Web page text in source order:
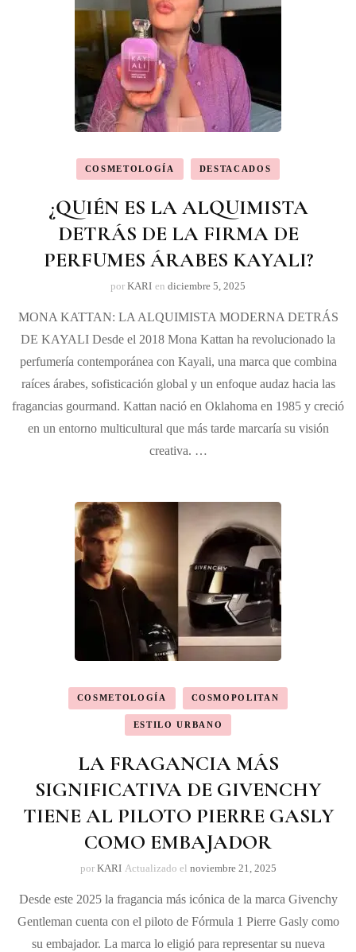
COSMETOLOGÍA DESTACADOS
¿QUIÉN ES LA ALQUIMISTA
DETRÁS DE LA FIRMA DE
PERFUMES ÁRABES KAYALI?
por KARI en diciembre 5, 2025
MONA KATTAN: LA ALQUIMISTA MODERNA DETRÁS
DE KAYALI Desde el 2018 Mona Kattan ha revolucionado la
perfumería contemporánea con Kayali, una marca que combina
raíces árabes, sofisticación global y un enfoque audaz hacia las
fragancias gourmand. Kattan nació en Oklahoma en 1985 y creció
en un entorno multicultural que más tarde marcaría su visión
creativa. …
COSMETOLOGÍA COSMOPOLITAN
ESTILO URBANO
LA FRAGANCIA MÁS
SIGNIFICATIVA DE GIVENCHY
TIENE AL PILOTO PIERRE GASLY
COMO EMBAJADOR
por KARI Actualizado el noviembre 21, 2025
Desde este 2025 la fragancia más icónica de la marca Givenchy
Gentleman cuenta con el piloto de Fórmula 1 Pierre Gasly como
su embajador. La marca lo eligió para representar su nueva